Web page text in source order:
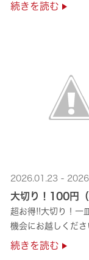
続きを読む
2026.01.23 -
大切り！100円
超お得!!大切り！一
機会にお越しくださ
続きを読む